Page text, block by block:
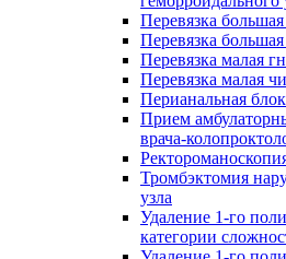
Перевязка
Перевязка
Перевязка малая
Перевязка малая
Перианальная
Прием
врача-
Тромбэктомия
узла
Удаление 1-го
категории